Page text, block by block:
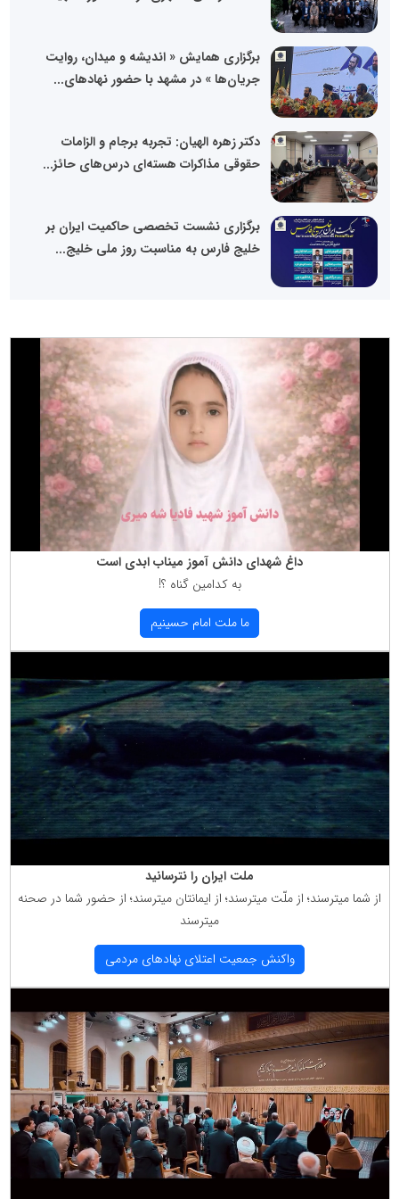
برگزاری همایش « اندیشه و میدان، روایت
جریان‌ها » در مشهد با حضور نهادهای...
دکتر زهره الهیان: تجربه برجام و الزامات
حقوقی مذاکرات هسته‌ای درس‌های حائز...
برگزاری نشست تخصصی حاکمیت ایران بر
خلیج فارس به مناسبت روز ملی خلیج...
داغ شهدای دانش آموز میناب ابدی است
به كدامین گناه ؟!
ما ملت امام حسینیم
ملت ایران را نترسانید
از شما میترسند؛ از ملّت میترسند؛ از ایمانتان میترسند؛ از حضور شما در صحنه
میترسند
واكنش جمعیت اعتلای نهادهای مردمی